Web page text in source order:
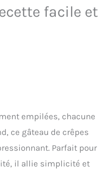
facile et
empilées, chacune
ce gâteau de crêpes
Parfait pour
il allie simplicité et